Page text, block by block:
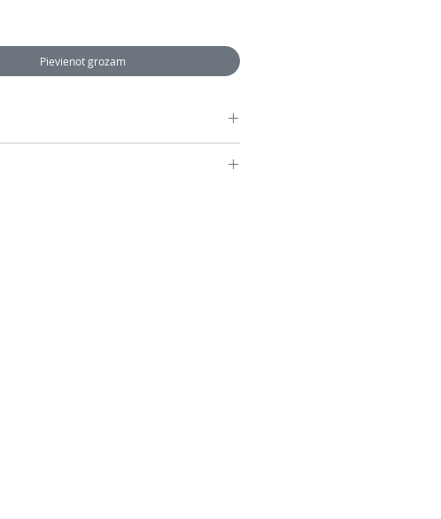
Pievienot grozam